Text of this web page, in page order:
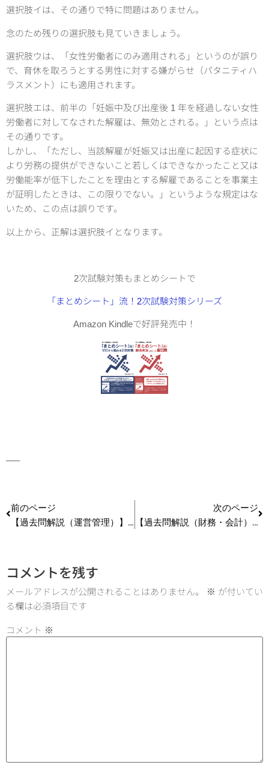
選択肢イは、その通りで特に問題はありません。
念のため残りの選択肢も見ていきましょう。
選択肢ウは、「女性労働者にのみ適用される」というのが誤り
で、育休を取ろうとする男性に対する嫌がらせ（パタニティハ
ラスメント）にも適用されます。
選択肢エは、前半の「妊娠中及び出産後 1 年を経過しない女性
労働者に対してなされた解雇は、無効とされる。」という点は
その通りです。
しかし、「ただし、当該解雇が妊娠又は出産に起因する症状に
より労務の提供ができないこと若しくはできなかったこと又は
労働能率が低下したことを理由とする解雇であることを事業主
が証明したときは、この限りでない。」というような規定はな
いため、この点は誤りです。
以上から、正解は選択肢イとなります。
2次試験対策もまとめシートで
「まとめシート」流！2次試験対策シリーズ
Amazon Kindleで好評発売中！
—–
前のページ
【過去問解説（運営管理）】R1 第11問 QC7つ道具
次のページ
【過去問解説（財務・会計）】R1 第12問 CF計算書
コメントを残す
メールアドレスが公開されることはありません。 ※ が付いてい
る欄は必須項目です
コメント ※